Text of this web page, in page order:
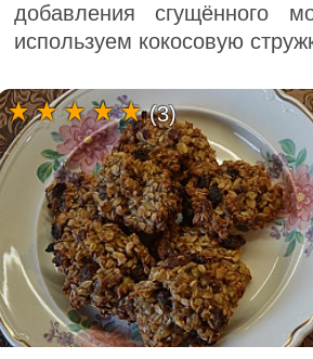
добавления сгущённого
используем кокосовую
(3)